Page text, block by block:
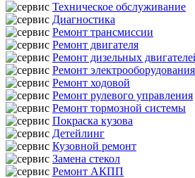
Техническое обслуживание
Диагностика
Ремонт трансмиссии
Ремонт двигателя
Ремонт дизельных
Ремонт электрооборудования
Ремонт ходовой
Ремонт рулевого управления
Ремонт тормозной системы
Покраска кузова
Детейлинг
Кузовной ремонт
Замена стекол
Ремонт АКПП